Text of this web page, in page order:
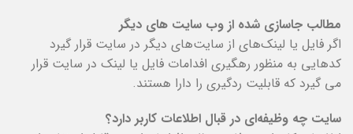
مطالب جاسازی شده از وب سایت های دیگر
اگر فایل یا لینک‌‌های از سایت‌های دیگر در سایت قرار گیرد
کدهایی به منظور رهگیری افدامات فایل یا لینک در سایت قرار
می گیرد که قابلیت ردگیری را دارا هستند.
سایت چه وظیفه‌ای در قبال اطلاعات کاربر دارد؟